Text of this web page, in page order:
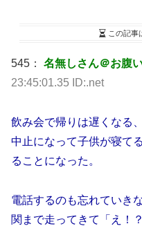
この記事
545： 名無しさん＠お腹
23:45:01.35 ID:.net
飲み会で帰りは遅くなる
中止になって子供が寝て
ることになった。
電話するのも忘れていき
関まで走ってきて「え！